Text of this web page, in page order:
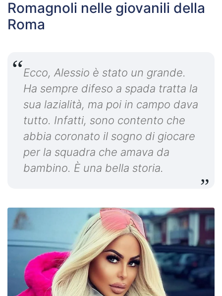
Romagnoli nelle giovanili della
Roma
Ecco, Alessio è stato un grande.
Ha sempre difeso a spada tratta la
sua lazialità, ma poi in campo dava
tutto. Infatti, sono contento che
abbia coronato il sogno di giocare
per la squadra che amava da
bambino. È una bella storia.